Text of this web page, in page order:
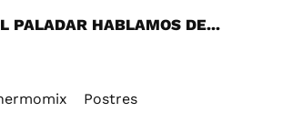
PALADAR HABLAMOS DE...
Postres